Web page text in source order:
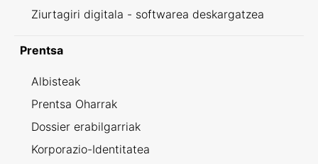
Ziurtagiri digitala - softwarea deskargatzea
Prentsa
Albisteak
Prentsa Oharrak
Dossier erabilgarriak
Korporazio-Identitatea